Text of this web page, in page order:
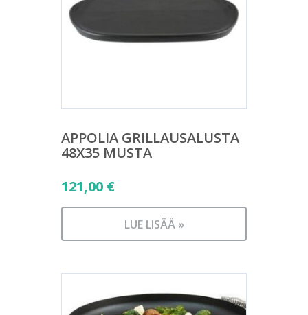
APPOLIA GRILLAUSALUSTA
48X35 MUSTA
121,00 €
LUE LISÄÄ »